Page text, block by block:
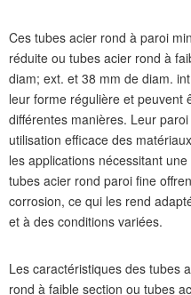
Ces tubes acier rond à paroi
réduite ou tubes acier rond à
diam; ext. et 38 mm de diam.
leur forme régulière et peuvent
différentes manières. Leur
utilisation efficace des
les applications nécessitant
tubes acier rond paroi fine
corrosion, ce qui les rend
et à des conditions variées.
Les caractéristiques des tubes
rond à faible section ou tubes